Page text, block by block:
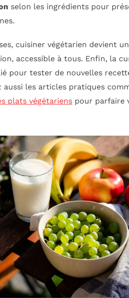
selon les ingrédients pour
cuisiner végétarien devient
accessible à tous. Enfin, la
pour tester de nouvelles
aussi les articles pratiques
plats végétariens pour parfaire